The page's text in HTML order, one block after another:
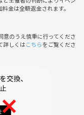
会いで休日を彩りたい
金は全額返金されます。
意のうえ慎重に行ってくださ
詳しくはこちらをご覧くださ